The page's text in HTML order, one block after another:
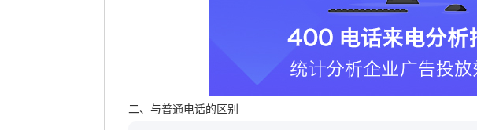
二、与普通电话的区别